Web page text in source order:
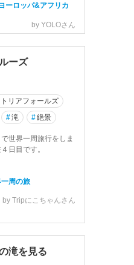
ーロッパ&アフリカ
by YOLOさん
ーズ
リアフォールズ
#滝 #絶景
世界一周旅行をしま
日目です。
一周の旅
by Tripにこちゃんさん
滝を見る